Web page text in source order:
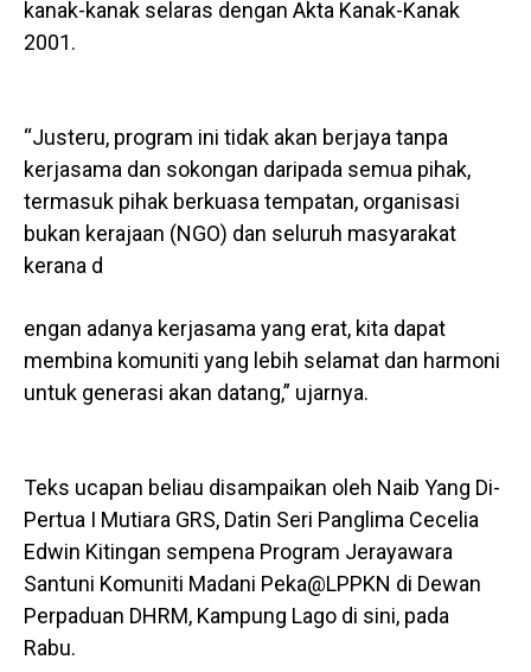
kanak-kanak selaras dengan Akta Kanak-Kanak
2001.
“Justeru, program ini tidak akan berjaya tanpa
kerjasama dan sokongan daripada semua pihak,
termasuk pihak berkuasa tempatan, organisasi
bukan kerajaan (NGO) dan seluruh masyarakat
kerana d
engan adanya kerjasama yang erat, kita dapat
membina komuniti yang lebih selamat dan harmoni
untuk generasi akan datang,” ujarnya.
Teks ucapan beliau disampaikan oleh Naib Yang Di-
Pertua I Mutiara GRS, Datin Seri Panglima Cecelia
Edwin Kitingan sempena Program Jerayawara
Santuni Komuniti Madani Peka@LPPKN di Dewan
Perpaduan DHRM, Kampung Lago di sini, pada
Rabu.